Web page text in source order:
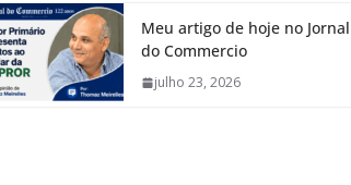
Meu artigo de hoje no Jornal
do Commercio
julho 23, 2026